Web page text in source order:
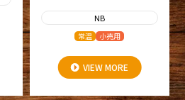
NB
常温 小売用
VIEW MORE